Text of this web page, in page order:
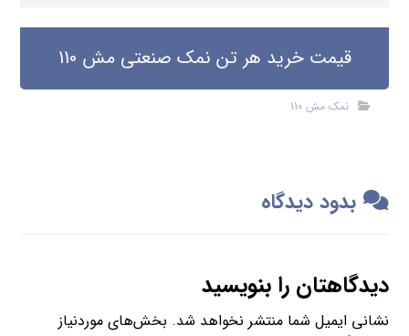
قیمت خرید هر تن نمک صنعتی مش 110
نمک مش 110
بدود دیدگاه
دیدگاهتان را بنویسید
نشانی ایمیل شما منتشر نخواهد شد. بخش‌های موردنیاز